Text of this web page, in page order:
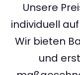
Unsere
individuell
Wir bieten
und